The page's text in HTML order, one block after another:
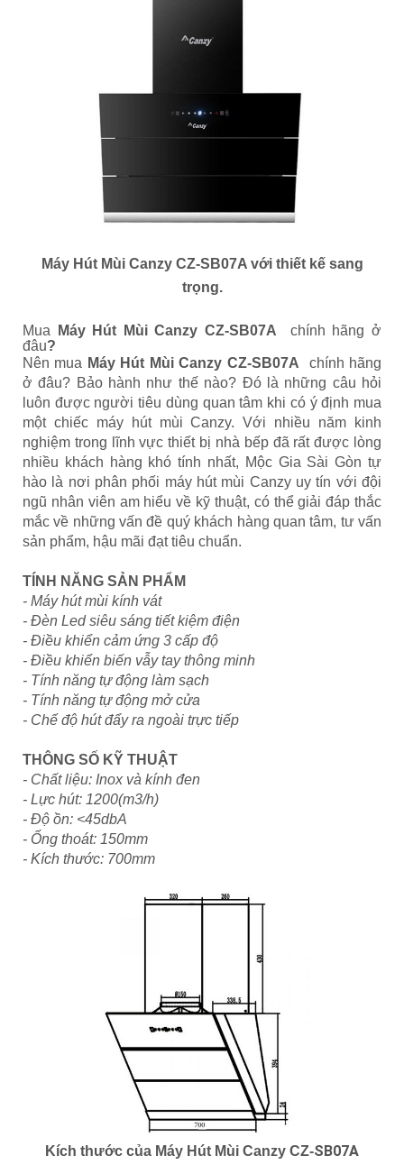
Máy Hút Mùi Canzy CZ-SB07A với thiết kế sang
trọng.
Mua Máy Hút Mùi Canzy CZ-SB07A
chính hãng ở
đâu?
Nên mua Máy Hút Mùi Canzy CZ-SB07A
chính hãng
ở đâu? Bảo hành như thế nào? Đó là những câu hỏi
luôn được người tiêu dùng quan tâm khi có ý định mua
một chiếc máy hút mùi Canzy. Với nhiều năm kinh
nghiệm trong lĩnh vực thiết bị nhà bếp đã rất được lòng
nhiều khách hàng khó tính nhất, Mộc Gia Sài Gòn tự
hào là nơi phân phối máy hút mùi Canzy uy tín với đội
ngũ nhân viên am hiểu về kỹ thuật, có thể giải đáp thắc
mắc về những vấn đề quý khách hàng quan tâm, tư vấn
sản phẩm, hậu mãi đạt tiêu chuẩn.
TÍNH NĂNG SẢN PHẨM
- Máy hút mùi kính vát
- Đèn Led siêu sáng tiết kiệm điện
- Điều khiển cảm ứng 3 cấp độ
- Điều khiển biến vẫy tay thông minh
- Tính năng tự động làm sạch
- Tính năng tự động mở cửa
- Chế độ hút đẩy ra ngoài trực tiếp
THÔNG SỐ KỸ THUẬT
- Chất liệu: Inox và kính đen
- Lực hút: 1200(m3/h)
- Độ ồn: <45dbA
- Ống thoát: 150mm
- Kích thước: 700mm
Kích thước của Máy Hút Mùi Canzy CZ-SB07A